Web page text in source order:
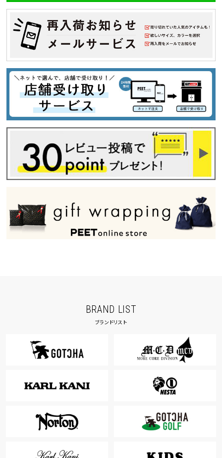
BRAND LIST
ブランドリスト